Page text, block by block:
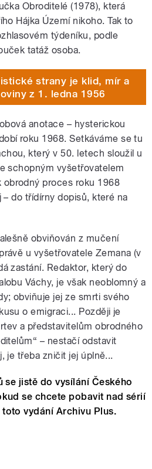
Obroditelé (1978), která
Hájka Území nikoho. Tak to
týdeníku, podle
tatáž osoba.
strany je klid, mír a
z 1. ledna 1956
anotace – hysterickou
roku 1968. Setkáváme se tu
který v 50. letech sloužil u
schopným vyšetřovatelem
proces roku 1968
do třídírny dopisů, které na
obviňován z mučení
u vyšetřovatele Zemana (v
zastání. Redaktor, který do
Váchy, je však neoblomný a
obviňuje jej ze smrti svého
o emigraci... Později je
a představitelům obrodného
– nestačí odstavit
je třeba zničit jej úplně...
se jistě do vysílání Českého
se chcete pobavit nad sérií
vydání Archivu Plus.